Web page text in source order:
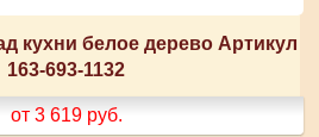
кухни белое дерево Артикул
163-693-1132
от 3 619 руб.